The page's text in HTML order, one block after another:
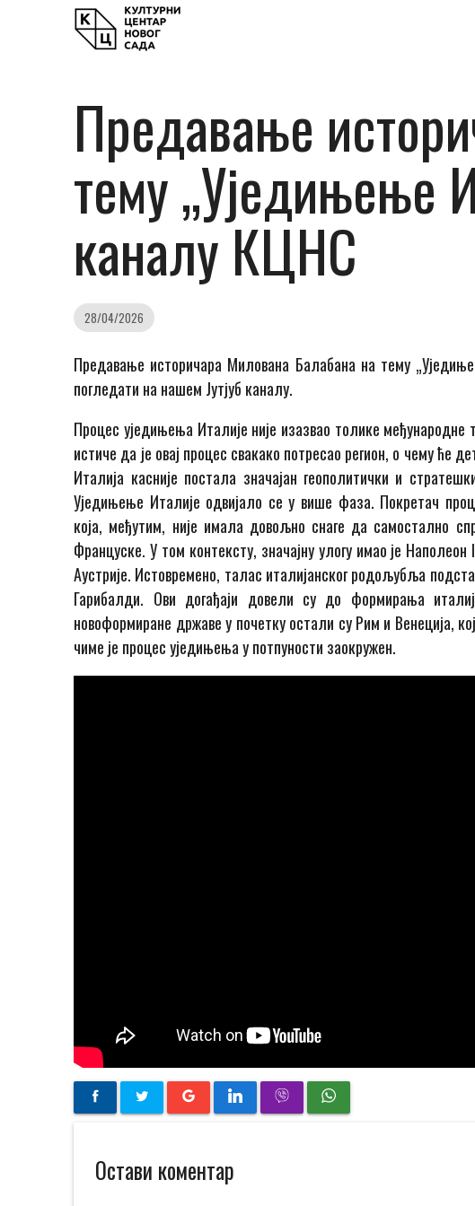
Предавање
тему „Уједињење
каналу КЦНС
28/04/2026
Предавање историчара Милована Балабана на тему
погледати на нашем Јутјуб каналу.
Процес уједињења Италије није изазвао толике
истиче да је овај процес свакако потресао регион, о чему ће
Италија касније постала значајан геополитички и
Уједињење Италије одвијало се у више фаза. Покретач
која, међутим, није имала довољно снаге да самостално
Француске. У том контексту, значајну улогу имао је
Аустрије. Истовремено, талас италијанског родољубља
Гарибалди. Ови догађаји довели су до формирања
новоформиране државе у почетку остали су Рим и Венеција,
чиме је процес уједињења у потпуности заокружен.
Остави коментар